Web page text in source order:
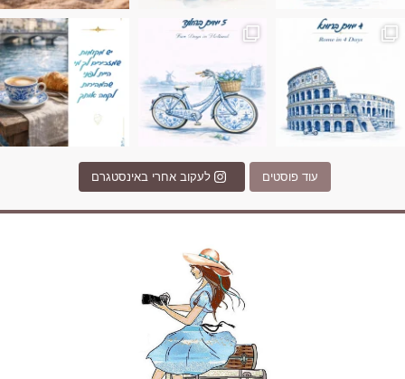
Instagram post
Instagram post 17994326828955248
עוד פוסטים לעקוב אחרי באינסטגרם